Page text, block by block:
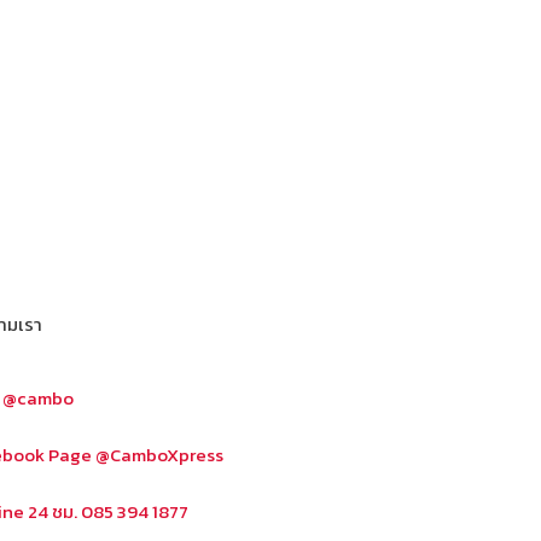
เรา
@cambo
Page @CamboXpress
24 ชม. 085 394 1877